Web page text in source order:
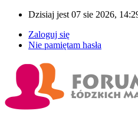
Dzisiaj jest 07 sie 2026,
Zaloguj się
Nie pamiętam hasła